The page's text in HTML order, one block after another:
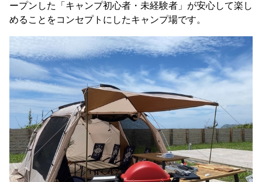
ープンした「キャンプ初心者・未経験者」が安心して楽し
めることをコンセプトにしたキャンプ場です。